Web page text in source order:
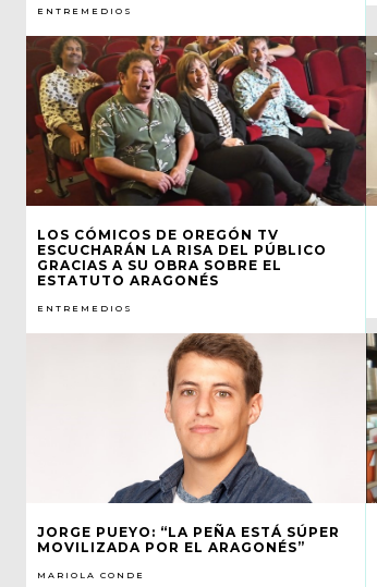
ENTREMEDIOS
LOS CÓMICOS DE OREGÓN TV
ESCUCHARÁN LA RISA DEL PÚBLICO
GRACIAS A SU OBRA SOBRE EL
ESTATUTO ARAGONÉS
ENTREMEDIOS
JORGE PUEYO: “LA PEÑA ESTÁ SÚPER
MOVILIZADA POR EL ARAGONÉS”
MARIOLA CONDE